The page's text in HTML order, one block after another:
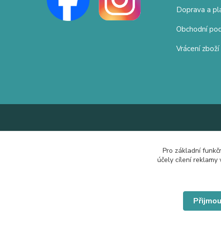
Doprava a
Obchodní
Vrácení zboží
Pro základní
účely cílení reklamy